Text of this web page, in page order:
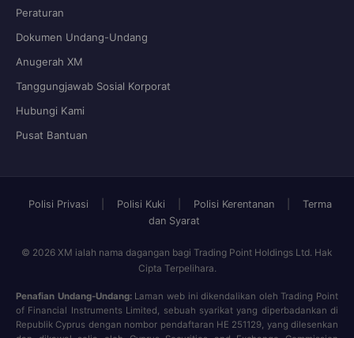
Peraturan
Dokumen Undang-Undang
Anugerah XM
Tanggungjawab Sosial Korporat
Hubungi Kami
Pusat Bantuan
Polisi Privasi Polisi Kuki Polisi Kerentanan
Terma
dan Syarat
© 2026 XM ialah nama dagangan bagi Trading Point Holdings Ltd. Hak
Cipta Terpelihara.
Penafian Undang-Undang:Laman web ini dikendalikan oleh Trading Point
of Financial Instruments Limited, sebuah syarikat yang diperbadankan di
Republik Cyprus dengan nombor pendaftaran HE 251129, yang dilesenkan